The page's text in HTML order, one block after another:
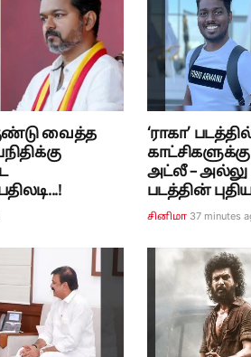
வைத்த
‘ராகா’
அட்லீ –
படத்தின்
சினிமா 37 minutes